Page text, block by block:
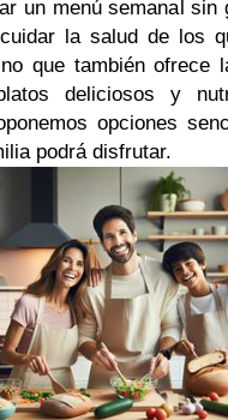
un menú semanal sin
la salud de los
que también ofrece
deliciosos y
opciones
podrá disfrutar.